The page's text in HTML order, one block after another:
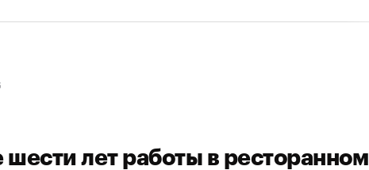
шести лет работы в ресторанном